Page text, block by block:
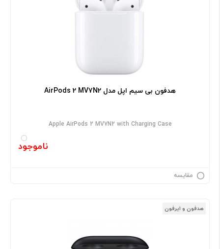
هدفون بی‌ سیم اپل مدل AirPods 2 MV7N2
Apple AirPods 2 MV7N2 with Charging Case
ناموجود
مقایسه
هدفون و ایرفون